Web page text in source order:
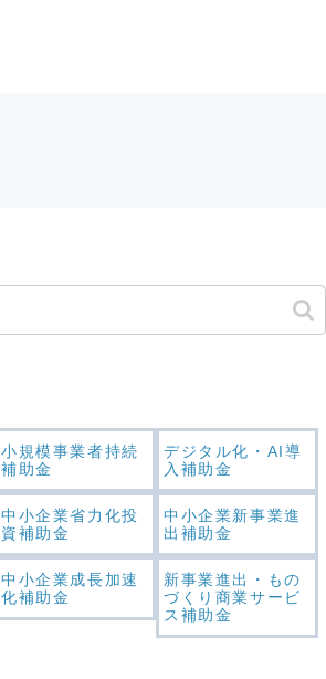
小規模事業者持続
補助金
デジタル化・AI導
入補助金
中小企業省力化投
資補助金
中小企業新事業進
出補助金
中小企業成長加速
化補助金
新事業進出・もの
づくり商業サービ
ス補助金